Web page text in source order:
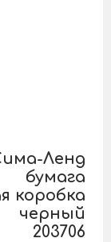
Ленд
бумага
коробка
черный
203706